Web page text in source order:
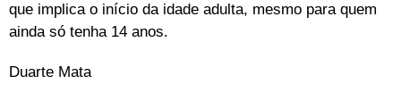
que implica o início da idade adulta, mesmo para quem
ainda só tenha 14 anos.
Duarte Mata